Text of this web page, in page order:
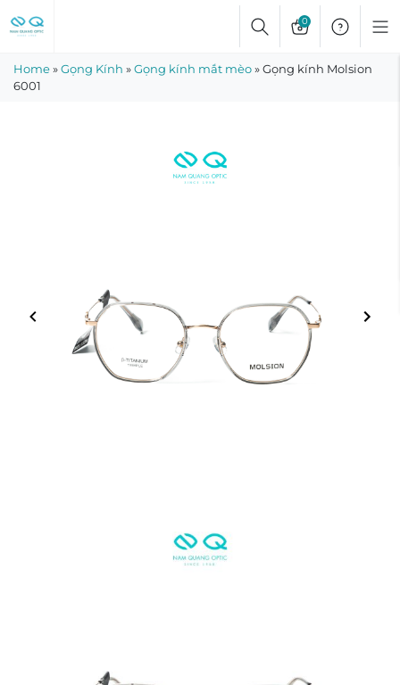
to
0
Home»Gọng Kính »Gọng kính mắt mèo»Gọng kính Molsion
6001